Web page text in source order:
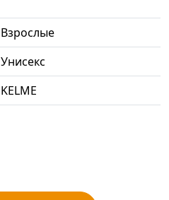
Взрослые
Унисекс
KELME